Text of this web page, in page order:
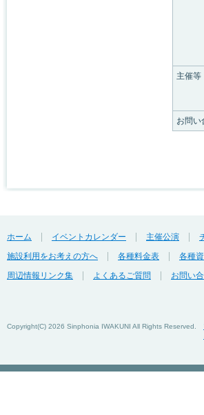
主催等
お問い
ホーム イベントカレンダー 主催公演
施設利用をお考えの方へ
各種料金表 各種
周辺情報リンク集
よくあるご質問 お問い
Copyright(C) 2026 Sinphonia IWAKUNI All Rights Reserved.